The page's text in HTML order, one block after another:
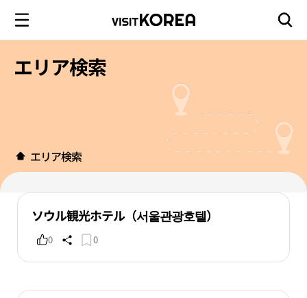
エリア検索
エリア検索
ソウル観光ホテル（서울관광호텔）
0 0